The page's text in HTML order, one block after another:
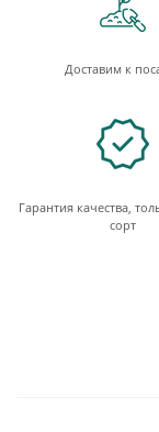
Доставим к
Гарантия качества,
сорт